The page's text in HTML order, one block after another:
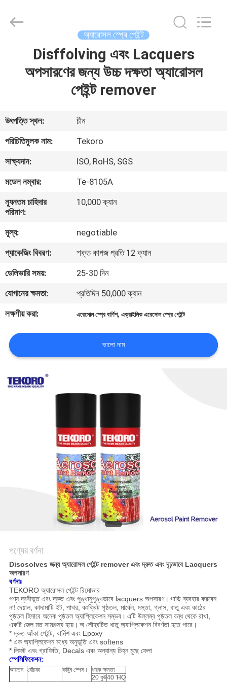
আমাদের
সম্পর্কে
কারখানা
পরিদর্শন
নিয়ন্ত্রণ
আমাদের
সাথে
যোগাযোগ
খবর
একটি
নীতি
INDUSTRY
অ্যারোসল স্প্রে পেইন্ট
Disffolving এবং Lacquers
অপসারণের জন্য উচ্চ দক্ষতা অ্যারোসল
পেইন্ট remover
উৎপত্তি স্থল:
চীন
পরিচিতিমুলক নাম:
Tekoro
সাক্ষ্যদান:
ISO, RoHS, SGS
মডেল নম্বার:
Te-8105A
ন্যূনতম চাহিদার
পরিমাণ:
10,000 ক্যান
মূল্য:
negotiable
প্যাকেজিং বিবরণ:
শক্ত কাগজ প্রতি 12 ক্যান
ডেলিভারি সময়:
25-30 দিন
যোগানের ক্ষমতা:
প্রতিদিন 50,000 ক্যান
লক্ষণীয় করা:
এরেসোল স্প্রে বার্ণিশ,এক্রাইলিক এরেসোল স্প্রে পেইন্ট
ভালো দাম
পণ্যের বর্ণনা
Disosolves জন্য অ্যারোসল পেইন্ট remover এবং দ্রুত এবং দৃঢ়ভাবে Lacquers
অপসারণ
বর্ণনাঃ
TEKORO অ্যারোসল পেইন্ট রিমোভার
পণ্য দ্রবীভূত এবং দ্রুত এবং পুঙ্খানুপুঙ্খভাবে lacquers অপসারণ। গাড়ি ব্যবহার করবেন
না! দেয়াল, কাদামাটি ইট, পাথর, কংক্রিট পৃষ্ঠতল, মার্বেল, দস্তা, গ্লাস, ধাতু এবং কাঠের
পৃষ্ঠতল হিসাবে অনেক পৃষ্ঠতল অ্যাপ্লিকেশন সম্ভব। এটি উল্লম্ব পৃষ্ঠতল বন্ধ থেকে রাখা,
একটি জেল মত সামঞ্জস্য হয়ে। অ লৌহঘটিত ধাতু অ্যাপ্লিকেশন বিবর্ণতা হতে পারে।
* দ্রুত আঁকা পেইন্ট, বার্নিশ এবং Epoxy
* এক অ্যাপ্লিকেশন মধ্যে অনুভূতি এবং softens
* লিফট এবং গ্রাফিতি, Decals এবং অন্যান্য চিহ্ন মুছে ফেলা
স্পেসিফিকেশন:
আয়তন বোঁচকা কার্টুন স্পেস।
ধারক ক্ষমতা
20 ফুট40 'HQ